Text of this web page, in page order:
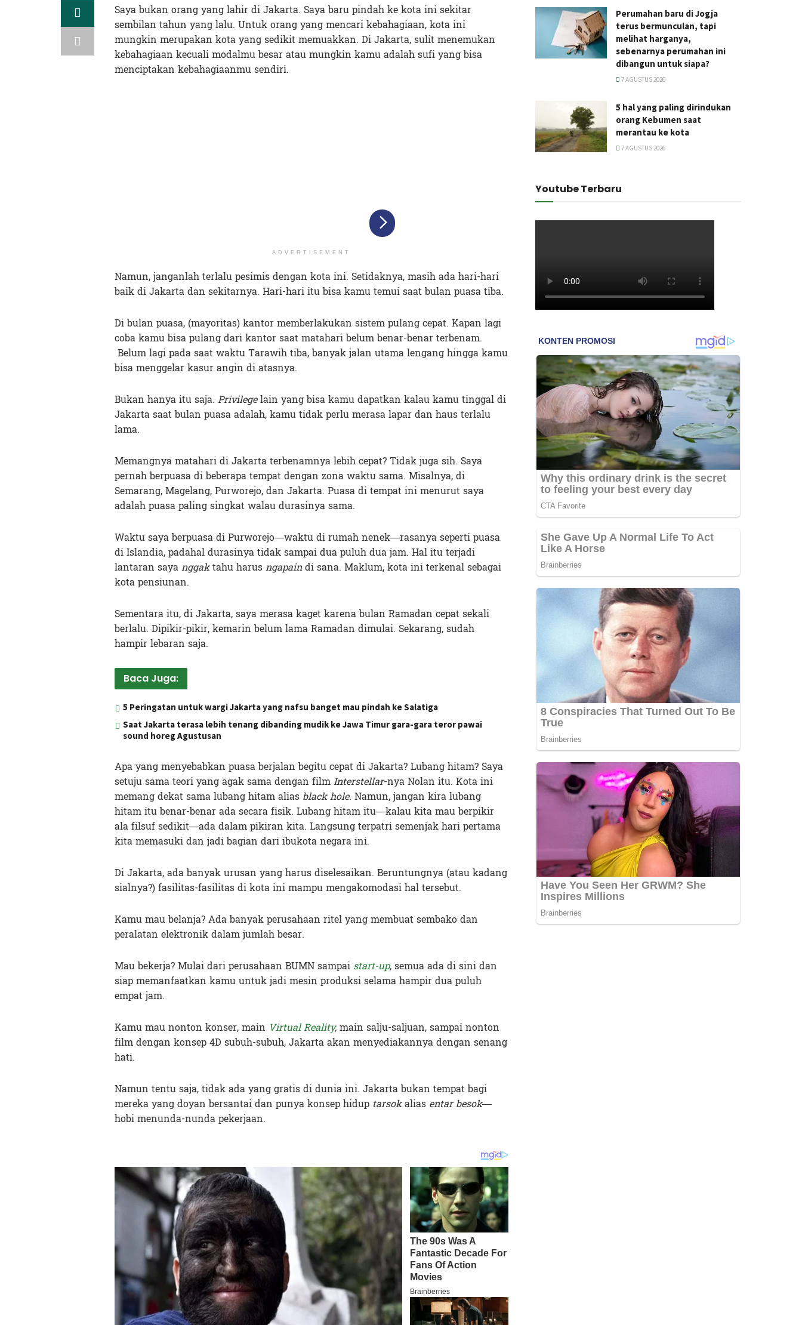
Saya bukan orang yang lahir di Jakarta. Saya baru pindah ke kota ini sekitar
sembilan tahun yang lalu. Untuk orang yang mencari kebahagiaan, kota ini
mungkin merupakan kota yang sedikit memuakkan. Di Jakarta, sulit menemukan
kebahagiaan kecuali modalmu besar atau mungkin kamu adalah sufi yang bisa
menciptakan kebahagiaanmu sendiri.
ADVERTISEMENT
Namun, janganlah terlalu pesimis dengan kota ini. Setidaknya, masih ada hari-hari
baik di Jakarta dan sekitarnya. Hari-hari itu bisa kamu temui saat bulan puasa tiba.
Di bulan puasa, (mayoritas) kantor memberlakukan sistem pulang cepat. Kapan lagi
coba kamu bisa pulang dari kantor saat matahari belum benar-benar terbenam.
Belum lagi pada saat waktu Tarawih tiba, banyak jalan utama lengang hingga kamu
bisa menggelar kasur angin di atasnya.
Bukan hanya itu saja. Privilegelain yang bisa kamu dapatkan kalau kamu tinggal di
Jakarta saat bulan puasa adalah, kamu tidak perlu merasa lapar dan haus terlalu
lama.
Memangnya matahari di Jakarta terbenamnya lebih cepat? Tidak juga sih. Saya
pernah berpuasa di beberapa tempat dengan zona waktu sama. Misalnya, di
Semarang, Magelang, Purworejo, dan Jakarta. Puasa di tempat ini menurut saya
adalah puasa paling singkat walau durasinya sama.
Waktu saya berpuasa di Purworejo—waktu di rumah nenek—rasanya seperti puasa
di Islandia, padahal durasinya tidak sampai dua puluh dua jam. Hal itu terjadi
lantaran sayanggaktahu harusngapaindi sana. Maklum, kota ini terkenal sebagai
kota pensiunan.
Sementara itu, di Jakarta, saya merasa kaget karena bulan Ramadan cepat sekali
berlalu. Dipikir-pikir, kemarin belum lama Ramadan dimulai. Sekarang, sudah
hampir lebaran saja.
Baca Juga:
5 Peringatan untuk wargi Jakarta yang nafsu banget mau pindah ke Salatiga
Saat Jakarta terasa lebih tenang dibanding mudik ke Jawa Timur gara-gara teror pawai
sound horeg Agustusan
Apa yang menyebabkan puasa berjalan begitu cepat di Jakarta? Lubang hitam? Saya
setuju sama teori yang agak sama dengan filmInterstellar-nya Nolan itu. Kota ini
memang dekat sama lubang hitam alias black hole. Namun, jangan kira lubang
hitam itu benar-benar ada secara fisik. Lubang hitam itu—kalau kita mau berpikir
ala filsuf sedikit—ada dalam pikiran kita. Langsung terpatri semenjak hari pertama
kita memasuki dan jadi bagian dari ibukota negara ini.
Di Jakarta, ada banyak urusan yang harus diselesaikan. Beruntungnya (atau kadang
sialnya?) fasilitas-fasilitas di kota ini mampu mengakomodasi hal tersebut.
Kamu mau belanja? Ada banyak perusahaan ritel yang membuat sembako dan
peralatan elektronik dalam jumlah besar.
Mau bekerja? Mulai dari perusahaan BUMN sampai start-up,semua ada di sinidan
siap memanfaatkan kamu untuk jadi mesin produksi selama hampir dua puluh
empat jam.
Kamu mau nonton konser, main Virtual Reality,main salju-saljuan, sampai nonton
film dengan konsep 4D subuh-subuh, Jakarta akan menyediakannya dengan senang
hati.
Namun tentu saja, tidak ada yang gratis di dunia ini. Jakarta bukan tempat bagi
mereka yang doyan bersantai dan punya konsep hidup tarsokalias entar besok—
hobi menunda-nunda pekerjaan.
Perumahan baru di Jogja
terus bermunculan, tapi
melihat harganya,
sebenarnya perumahan ini
dibangun untuk siapa?
7 AGUSTUS 2026
5 hal yang paling dirindukan
orang Kebumen saat
merantau ke kota
7 AGUSTUS 2026
Youtube Terbaru